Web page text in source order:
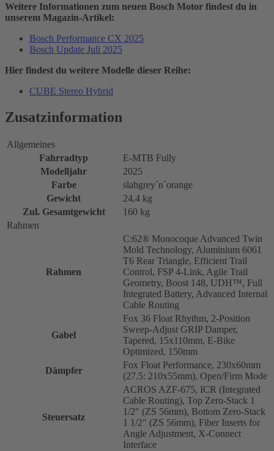
Weitere Informationen zum neuen Bosch Motor findest du in
unserem Magazin-Artikel:
Bosch Performance CX 2025
Bosch Update Juli 2025
Hier findest du weitere Modelle dieser Reihe:
CUBE Stereo Hybrid
Zusatzinformation
Allgemeines
Fahrradtyp
E-MTB Fully
Modelljahr
2025
Farbe
slabgrey´n´orange
Gewicht
24,4 kg
Zul. Gesamtgewicht
160 kg
Rahmen
Rahmen
C:62® Monocoque Advanced Twin
Mold Technology, Aluminium 6061
T6 Rear Triangle, Efficient Trail
Control, FSP 4-Link, Agile Trail
Geometry, Boost 148, UDH™, Full
Integrated Battery, Advanced Internal
Cable Routing
Gabel
Fox 36 Float Rhythm, 2-Position
Sweep-Adjust GRIP Damper,
Tapered, 15x110mm, E-Bike
Optimized, 150mm
Dämpfer
Fox Float Performance, 230x60mm
(27.5: 210x55mm), Open/Firm Mode
Steuersatz
ACROS AZF-675, ICR (Integrated
Cable Routing), Top Zero-Stack 1
1/2" (ZS 56mm), Bottom Zero-Stack
1 1/2" (ZS 56mm), Fiber Inserts for
Angle Adjustment, X-Connect
Interface